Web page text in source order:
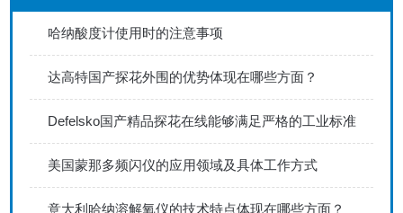
哈纳酸度计使用时的注意事项
达高特国产探花外围的优势体现在哪些方面？
Defelsko国产精品探花在线能够满足严格的工业标准
美国蒙那多频闪仪的应用领域及具体工作方式
意大利哈纳溶解氧仪的技术特点体现在哪些方面？